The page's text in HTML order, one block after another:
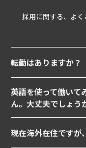
採用に関する、よく
転勤はありますか？
基本的にはございま
英語を使って働いて
ん。大丈夫でしょう
ますので、ご安心
現在海外在住ですが